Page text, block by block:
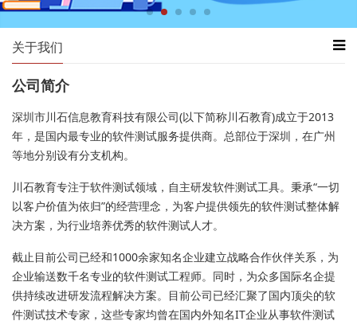
关于我们
公司简介
深圳市川石信息教育科技有限公司(以下简称川石教育)成立于2013
年，是国内最专业的软件测试服务提供商。总部位于深圳，在广州
等地分别设有分支机构。
川石教育专注于软件测试领域，自主研发软件测试工具。秉承“一切
以客户价值为依归”的经营理念，为客户提供领先的软件测试整体解
决方案，为行业培养优秀的软件测试人才。
截止目前公司已经和1000余家知名企业建立战略合作伙伴关系，为
企业输送数千名专业的软件测试工程师。同时，为众多国际名企提
供持续改进研发流程解决方案。目前公司已经汇聚了国内顶尖的软
件测试技术专家，这些专家均曾在国内外知名IT企业从事软件测试